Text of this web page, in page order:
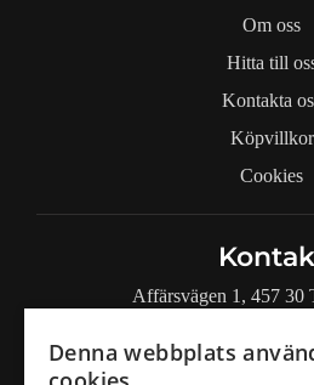
Om oss
Hitta till
Kontakta
Köpvillkor
Cookies
Affärsvägen 1, 457 30
+46 72 222
Denna webbplats